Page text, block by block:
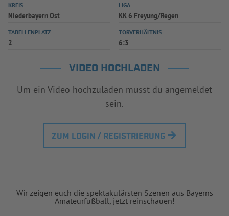
KREIS
Niederbayern Ost
LIGA
KK 6 Freyung/Regen
TABELLENPLATZ
2
TORVERHÄLTNIS
6:3
VIDEO HOCHLADEN
Um ein Video hochzuladen musst du angemeldet
sein.
ZUM LOGIN / REGISTRIERUNG
Wir zeigen euch die spektakulärsten Szenen aus Bayerns
Amateurfußball, jetzt reinschauen!